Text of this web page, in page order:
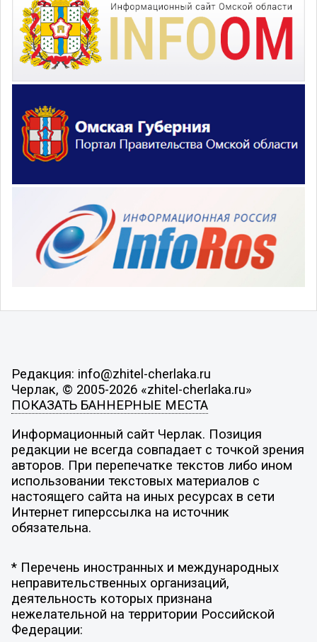
Редакция: info@zhitel-cherlaka.ru
Черлак, © 2005-2026 «zhitel-cherlaka.ru»
ПОКАЗАТЬ БАННЕРНЫЕ МЕСТА
Информационный сайт Черлак. Позиция
редакции не всегда совпадает с точкой зрения
авторов. При перепечатке текстов либо ином
использовании текстовых материалов с
настоящего сайта на иных ресурсах в сети
Интернет гиперссылка на источник
обязательна.
* Перечень иностранных и международных
неправительственных организаций,
деятельность которых признана
нежелательной на территории Российской
Федерации: